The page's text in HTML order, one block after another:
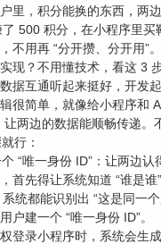
里，积分能换的东西，两
500 积分，在小程序里买
不用再 “分开攒、分开用”。
现？不用懂技术，看这 3
据互通听起来挺好，开发
很简单，就像给小程序和
让两边的数据能顺畅传递。
行：
“唯一身份 ID”：让两边认
首先得让系统知道 “谁是
统都能识别出 “这是同一
户建一个 “唯一身份 ID”。
登录小程序时，系统会生